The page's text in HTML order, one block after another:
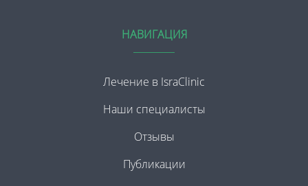
НАВИГАЦИЯ
Лечение в IsraClinic
Наши специалисты
Отзывы
Публикации